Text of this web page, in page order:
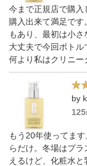
今まで正規店で購入
購入出来て満足で
もあり、最初は小
大丈夫で今回ボトル
何より私はクリニー
by
もう20年使ってま
らだけ。冬場はプ
えるけど、化粧水と